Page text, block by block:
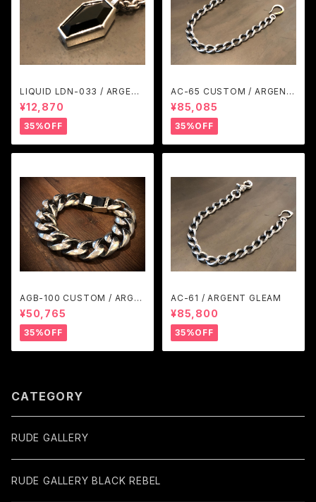
LIQUID LDN-033 / ARGENT
GLEAM
¥12,870
35%OFF
AC-65 CUSTOM / ARGENT
GLEAM
¥85,085
35%OFF
AGB-100 CUSTOM / ARGE
NT GLEAM
¥50,765
35%OFF
AC-61 / ARGENT GLEAM
¥85,800
35%OFF
CATEGORY
RUDE GALLERY
RUDE GALLERY BLACK REBEL